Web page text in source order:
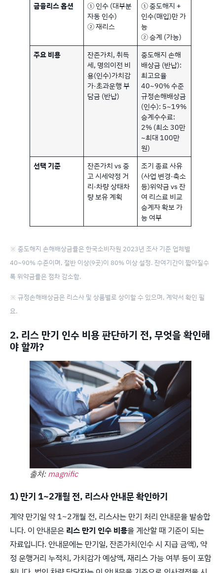
금융리스 옵션
① 인수 (대부분
자동 인수)
② 재리스
① 중도해지 +
인수(매입)만 가
능
② 승계 (가능)
주요 비용
잔존가치, 취득
세, 명의이전 비
용(인수)가치감
가·초과운행 부
담금 (반납)
중도해지 손해
배상금 (반납):
최고요율
40~90% 수준
규정손해배상금
(인수): 5~19%
승계수수료:
2% (최소 30만
~최대 100만
원)
선택 기준
잔존가치 vs 중
고 시세약정 거
리·차량 상태차
량 보유 계획
조기 종료 사유
(사업 변경·축소
등)위약금 vs 잔
여 리스료 비교
승계자 확보 가
능 여부
※ 중도해지 손해배상금률은 한국소비자원 2023년 조사 기준 업체별
40~90% 수준이며, 절반 이상(9곳)이 80% 이상 설정. 잔여기간이 짧아질수
록 위약금률은 점차 감소함.
※ 규정손해배상금은 리스사 및 상품별로 상이할 수 있으며, 계약서 확인 필
요.
2. 리스 만기 인수 비용 판단하기 전, 무엇을 확인해
야 할까?
출처:magnific
1) 만기 1~2개월 전, 리스사 안내문 확인하기
계약 만기일 약 1~2개월 전, 리스사는 만기 처리 안내문을 발송합
니다. 이 안내문은 리스 만기 인수 비용을 계산할 때 기준이 되는
자료입니다. 안내문에는 만기일, 잔존가치(인수 시 지급 금액), 약
정 운행거리 누적치, 가치감가 예상액, 재리스 가능 여부 등이 포함